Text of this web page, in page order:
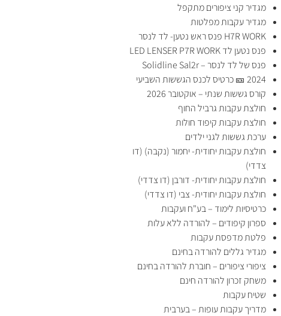
מגדיר קני ציפורים מתקפל
מגדיר עקבות מפלטות
H7R WORK פנס ראש נטען- לד לנסר
פנס נטען לד LED LENSER P7R WORK
פנס של לד לנסר – Solidline Sal2r
2024 🎫 כרטיס לכנס הגששות השביעי
קורס גששות שנתי – אוקטובר 2026
חולצת עקבות גרביל החוף
חולצת עקבות קיפוד חולות
ערכת גששות לגני ילדים
חולצת עקבות יחודית- יחמור (נקבה) (דו
צדדי)
חולצת עקבות יחודית- דורבן (דו צדדי)
חולצת עקבות יחודית- צבי (דו צדדי)
כרטיסיות לימוד – בע"ח ועקבות
ספרון קיפודים – להורדה ללא עלות
פלטת מדפסת עקבות
מגדיר גללים להורדה בחינם
ציפורי ציפורים – חוברת להורדה בחינם
משחק זכרון להורדה חינם
שטיח עקבות
מדריך עקבות עופות – בערבית